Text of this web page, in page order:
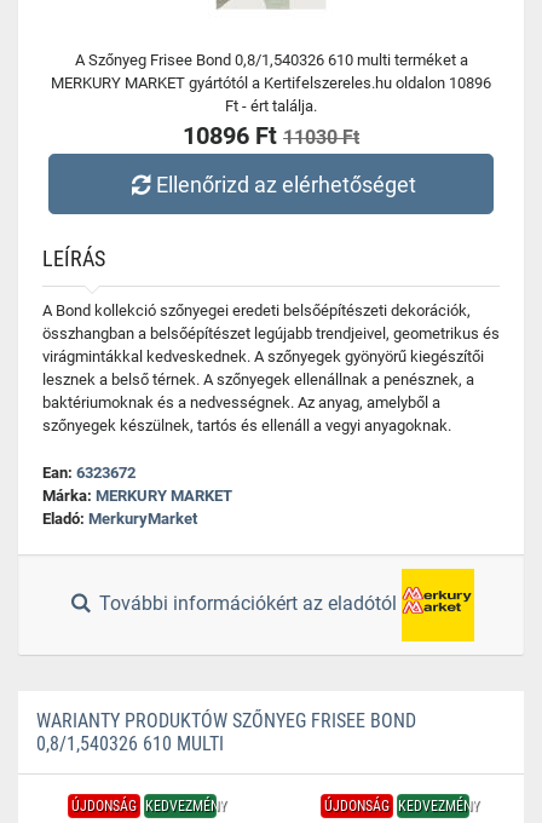
A Szőnyeg Frisee Bond 0,8/1,540326 610 multi terméket a
MERKURY MARKET gyártótól a Kertifelszereles.hu oldalon 10896
Ft - ért találja.
10896 Ft 11030 Ft
Ellenőrizd az elérhetőséget
LEÍRÁS
A Bond kollekció szőnyegei eredeti belsőépítészeti dekorációk,
összhangban a belsőépítészet legújabb trendjeivel, geometrikus és
virágmintákkal kedveskednek. A szőnyegek gyönyörű kiegészítői
lesznek a belső térnek. A szőnyegek ellenállnak a penésznek, a
baktériumoknak és a nedvességnek. Az anyag, amelyből a
szőnyegek készülnek, tartós és ellenáll a vegyi anyagoknak.
Ean: 6323672
Márka: MERKURY MARKET
Eladó: MerkuryMarket
További információkért az eladótól
WARIANTY PRODUKTÓW SZŐNYEG FRISEE BOND
0,8/1,540326 610 MULTI
ÚJDONSÁG KEDVEZMÉNY ÚJDONSÁG KEDVEZMÉNY